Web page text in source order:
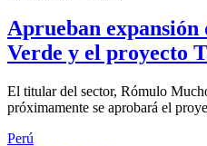
Aprueban
Verde y el proyecto
El titular del sector, Rómulo
próximamente se aprobará el
Perú